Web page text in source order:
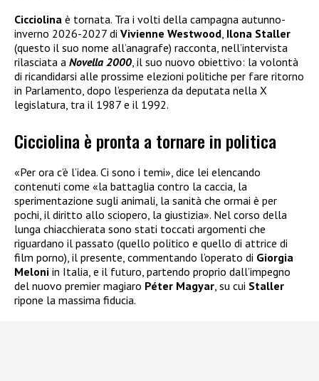
Cicciolina è tornata. Tra i volti della campagna autunno-
inverno 2026-2027 di Vivienne Westwood, Ilona Staller
(questo il suo nome all’anagrafe) racconta, nell’intervista
rilasciata a Novella 2000, il suo nuovo obiettivo: la volontà
di ricandidarsi alle prossime elezioni politiche per fare ritorno
in Parlamento, dopo l’esperienza da deputata nella X
legislatura, tra il 1987 e il 1992.
Cicciolina è pronta a tornare in politica
«Per ora c’è l’idea. Ci sono i temi», dice lei elencando
contenuti come «la battaglia contro la caccia, la
sperimentazione sugli animali, la sanità che ormai è per
pochi, il diritto allo sciopero, la giustizia». Nel corso della
lunga chiacchierata sono stati toccati argomenti che
riguardano il passato (quello politico e quello di attrice di
film porno), il presente, commentando l’operato di Giorgia
Meloni in Italia, e il futuro, partendo proprio dall’impegno
del nuovo premier magiaro Péter Magyar , su cui Staller
ripone la massima fiducia.